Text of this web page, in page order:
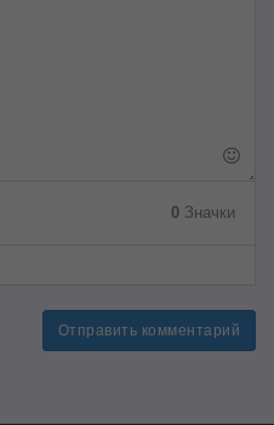
0 Значки
Отправить комментарий